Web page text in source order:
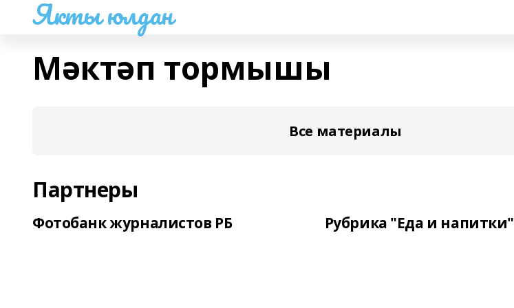
Якты юлдан
Мәктәп тормышы
Все материалы
Партнеры
Фотобанк журналистов РБ Рубрика "Еда и напитки"